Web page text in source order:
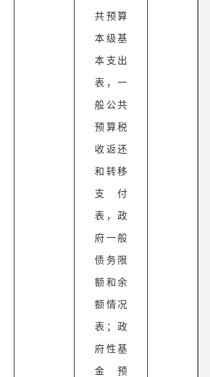
共预算
本级基
本支出
表，一
般公共
预算税
收返还
和转移
支付
表，政
府一般
债务限
额和余
额情况
表；政
府性基
金预